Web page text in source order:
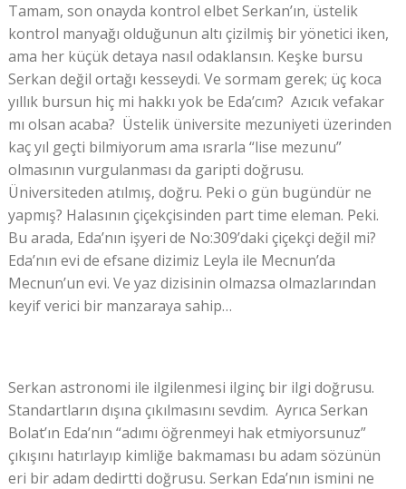
Tamam, son onayda kontrol elbet Serkan’ın, üstelik
kontrol manyağı olduğunun altı çizilmiş bir yönetici iken,
ama her küçük detaya nasıl odaklansın. Keşke bursu
Serkan değil ortağı kesseydi. Ve sormam gerek; üç koca
yıllık bursun hiç mi hakkı yok be Eda’cım? Azıcık vefakar
mı olsan acaba? Üstelik üniversite mezuniyeti üzerinden
kaç yıl geçti bilmiyorum ama ısrarla “lise mezunu”
olmasının vurgulanması da garipti doğrusu.
Üniversiteden atılmış, doğru. Peki o gün bugündür ne
yapmış? Halasının çiçekçisinden part time eleman. Peki.
Bu arada, Eda’nın işyeri de No:309’daki çiçekçi değil mi?
Eda’nın evi de efsane dizimiz Leyla ile Mecnun’da
Mecnun’un evi. Ve yaz dizisinin olmazsa olmazlarından
keyif verici bir manzaraya sahip…
Serkan astronomi ile ilgilenmesi ilginç bir ilgi doğrusu.
Standartların dışına çıkılmasını sevdim. Ayrıca Serkan
Bolat’ın Eda’nın “adımı öğrenmeyi hak etmiyorsunuz”
çıkışını hatırlayıp kimliğe bakmaması bu adam sözünün
eri bir adam dedirtti doğrusu. Serkan Eda’nın ismini ne